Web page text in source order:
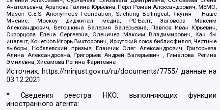
Анатольевна, Арапова Галина Юрьевна, Перл Роман Александрович, МЕМО,
Mason G.E.S. Anonymous Foundation, Stichting Bellingcat, Якутия – Наше
Мнение, Москоу диджитал медиа, РС-Балт, Заговора Максим
Александрович, Ветошкина Валерия Валерьевна, Павлов Иван Юрьевич,
Скворцова Елена Сергеевна, Оленичев Максим Владимирович, Как бы
инагент, Кочетков Игорь Викторович, Иркутский союз библиофилов, Честные
выборы, Нобелевский призыв, Еланчик Олег Александрович, Григорьева
Алина Александровна, Григорьев Андрей Валерьевич , Гималова Регина
Эмилевна, Хисамова Регина Фаритовна
Источник:https://minjust.gov.ru/ru/documents/7755/ данные на
03.12.2021
* Сведения реестра НКО, выполняющих функции
иностранного агента: